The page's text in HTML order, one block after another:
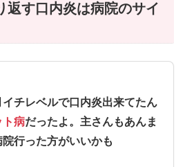
す口内炎は病院のサイ
チレベルで口内炎出来てたん
ト病だったよ。主さんもあんま
行った方がいいかも